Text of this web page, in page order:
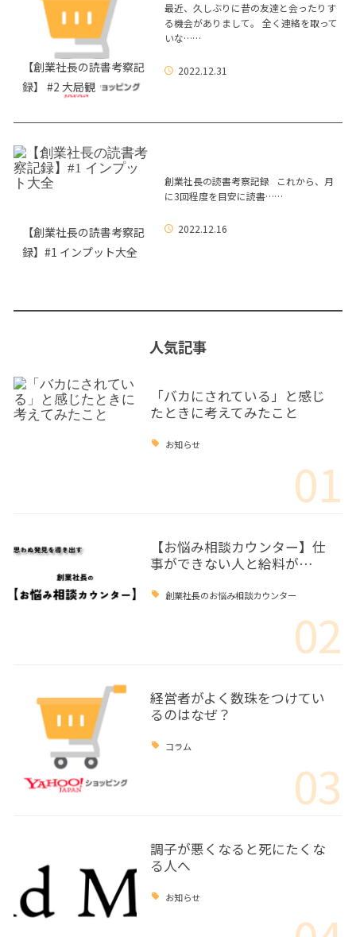
【創業社長の読書考察記
録】 #2 大局観
最近、久しぶりに昔の友達と会ったりす
る機会がありまして。 全く連絡を取って
いな……
2022.12.31
【創業社長の読書考察記
録】#1 インプット大全
創業社長の読書考察記録 これから、月
に3回程度を目安に読書……
2022.12.16
人気記事
「バカにされている」と感じ
たときに考えてみたこと
お知らせ
01
【お悩み相談カウンター】仕
事ができない人と給料が…
創業社長のお悩み相談カウンター
02
経営者がよく数珠をつけてい
るのはなぜ？
コラム
03
調子が悪くなると死にたくな
る人へ
お知らせ